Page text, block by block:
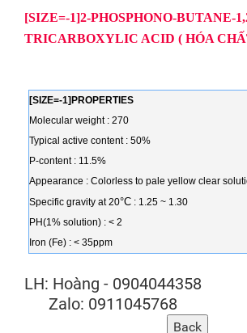
[SIZE=-1]2-PHOSPHONO-BUTANE-
TRICARBOXYLIC ACID ( HÓA
[SIZE=-1]PROPERTIES
Molecular weight : 270
Typical active content : 50%
P-content : 11.5%
Appearance : Colorless to pale yellow clear
Specific gravity at 20°C: 1.25 ~ 1.30
PH(1% solution) : < 2
Iron (Fe) : < 35ppm
LH: Hoàng - 0904044358
Zalo: 0911045768